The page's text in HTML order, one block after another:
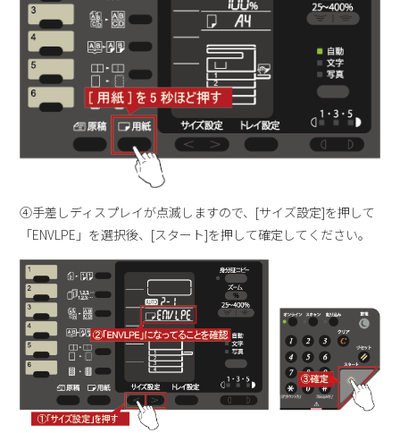
④手差しディスプレイが点滅しますので、[サイズ設定]を押して
「ENVLPE」を選択後、[スタート]を押して確定してください。